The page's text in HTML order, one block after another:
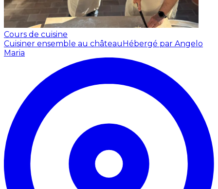
Cours de cuisine
Cuisiner ensemble au château Hébergé par Angelo
Maria